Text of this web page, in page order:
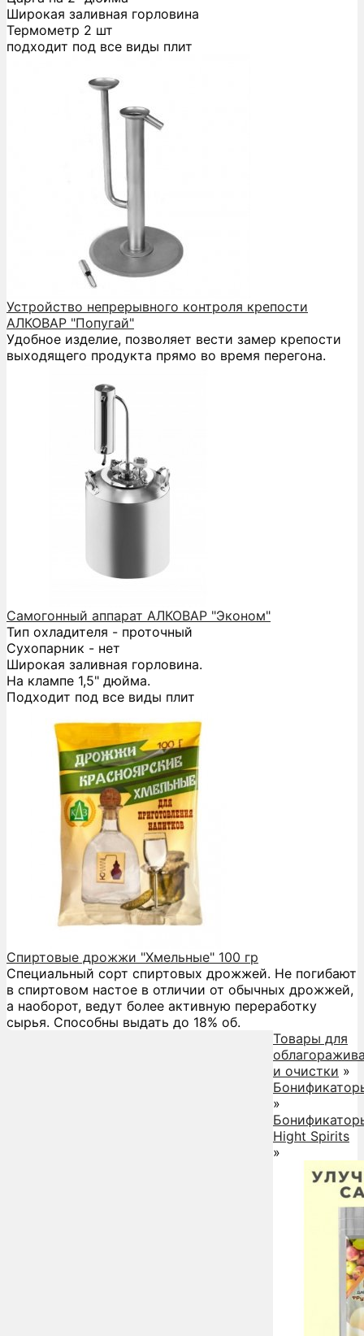
Широкая заливная горловина
Термометр 2 шт
подходит под все виды плит
Устройство непрерывного контроля крепости
АЛКОВАР "Попугай"
Удобное изделие, позволяет вести замер крепости
выходящего продукта прямо во время перегона.
Самогонный аппарат АЛКОВАР "Эконом"
Тип охладителя - проточный
Сухопарник - нет
Широкая заливная горловина.
На клампе 1,5" дюйма.
Подходит под все виды плит
Спиртовые дрожжи "Хмельные" 100 гр
Специальный сорт спиртовых дрожжей. Не погибают
в спиртовом настое в отличии от обычных дрожжей,
а наоборот, ведут более активную переработку
сырья. Способны выдать до 18% об.
Товары для
и очистки »
»
Hight Spirits
»